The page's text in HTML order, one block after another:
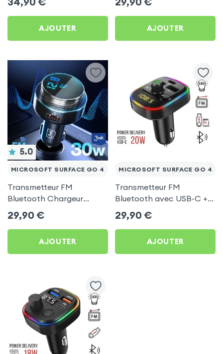
C, Kit Main Libre
Multifonction - 4smarts
AJOUTER
Microsoft Surface Go 4
AJOUTER
5.0
MICROSOFT SURFACE GO 4
Transmetteur FM
Bluetooth Chargeur
Voiture Noir 3mk Hyper
Car pour Microsoft
Surface Go 4
29,90 €
AJOUTER
MICROSOFT SURFACE GO 4
Transmetteur FM
Bluetooth avec USB-C +
USB pour Microsoft
Surface Go 4
29,90 €
AJOUTER